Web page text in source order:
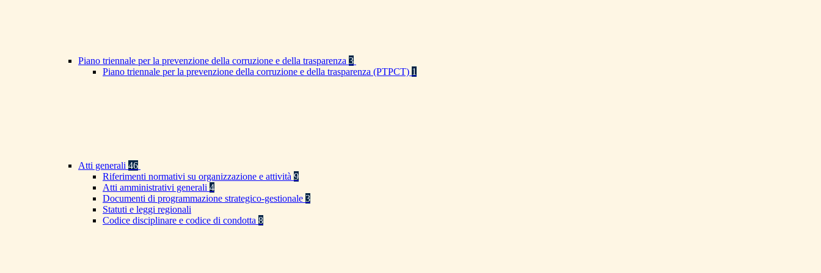
Piano triennale per la prevenzione della corruzione e della trasparenza 3
Piano triennale per la prevenzione della corruzione e della trasparenza (PTPCT) 1
Atti generali 46
Riferimenti normativi su organizzazione e attività 9
Atti amministrativi generali 4
Documenti di programmazione strategico-gestionale 3
Statuti e leggi regionali
Codice disciplinare e codice di condotta 8